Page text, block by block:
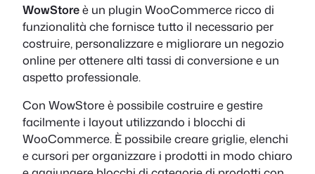
WowStoreè un plugin WooCommerce ricco di
funzionalità che fornisce tutto il necessario per
costruire, personalizzare e migliorare un negozio
online per ottenere alti tassi di conversione e un
aspetto professionale.
Con WowStore è possibile costruire e gestire
facilmente i layout utilizzando i blocchi di
WooCommerce. È possibile creare griglie, elenchi
e cursori per organizzare i prodotti in modo chiaro